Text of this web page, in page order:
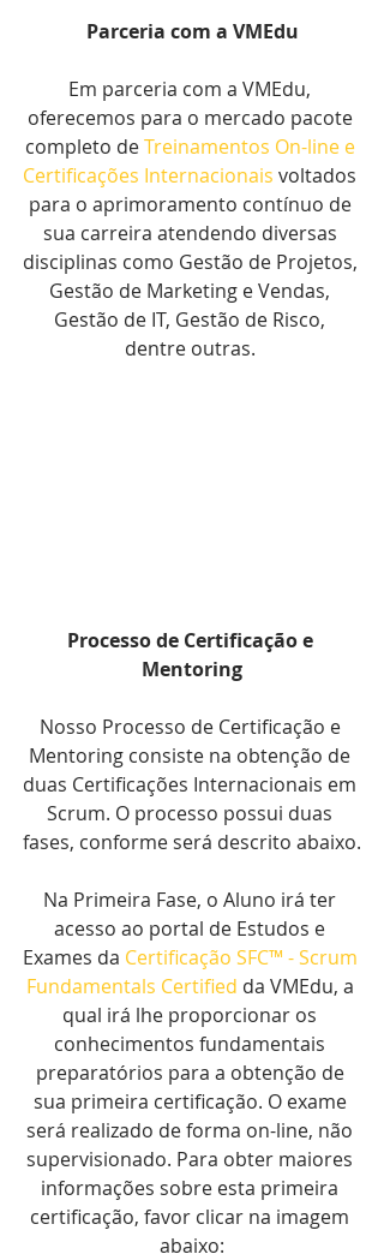
Parceria com a VMEdu
Em parceria com a VMEdu,
oferecemos para o mercado pacote
completo de Treinamentos On-line e
Certificações Internacionais voltados
para o aprimoramento contínuo de
sua carreira atendendo diversas
disciplinas como Gestão de Projetos,
Gestão de Marketing e Vendas,
Gestão de IT, Gestão de Risco,
dentre outras.
Processo de Certificação e
Mentoring
Nosso Processo de Certificação e
Mentoring consiste na obtenção de
duas Certificações Internacionais em
Scrum. O processo possui duas
fases, conforme será descrito abaixo.
Na Primeira Fase, o Aluno irá ter
acesso ao portal de Estudos e
Exames da Certificação SFC™ - Scrum
Fundamentals Certified da VMEdu, a
qual irá lhe proporcionar os
conhecimentos fundamentais
preparatórios para a obtenção de
sua primeira certificação. O exame
será realizado de forma on-line, não
supervisionado. Para obter maiores
informações sobre esta primeira
certificação, favor clicar na imagem
abaixo: